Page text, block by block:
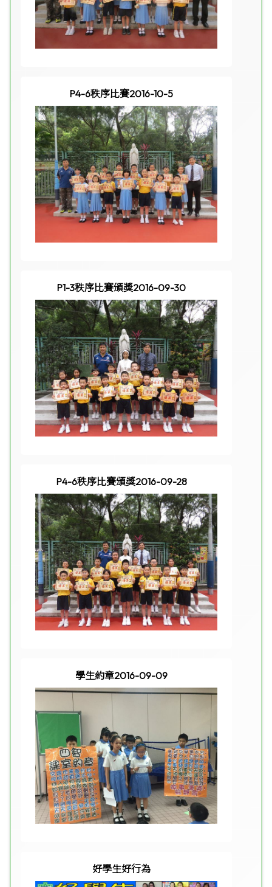
P4-6秩序比賽2016-10-5
P1-3秩序比賽頒獎2016-09-30
P4-6秩序比賽頒獎2016-09-28
學生約章2016-09-09
好學生好行為